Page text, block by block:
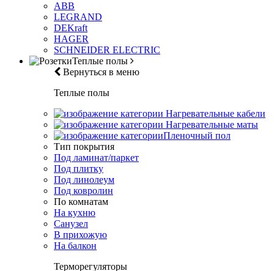
ABB
LEGRAND
DEKraft
HAGER
SCHNEIDER ELECTRIC
Теплые полы
Вернуться в меню
Теплые полы
Нагревательные кабели
Нагревательные маты
Пленочный пол
Тип покрытия
Под ламинат/паркет
Под плитку
Под линолеум
Под ковролин
По комнатам
На кухню
Санузел
В прихожую
На балкон
Терморегуляторы